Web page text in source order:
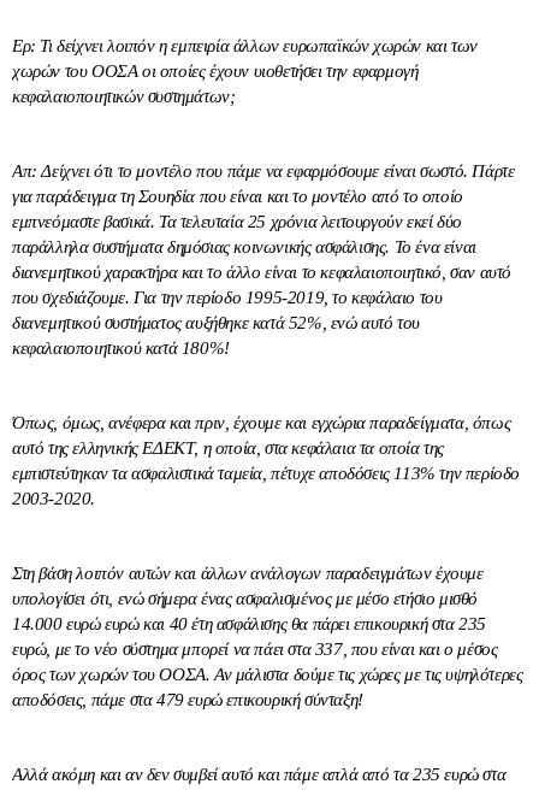
Ερ: Τι δείχνει λοιπόν η εμπειρία άλλων ευρωπαϊκών χωρών και των
χωρών του ΟΟΣΑ οι οποίες έχουν υιοθετήσει την εφαρμογή
κεφαλαιοποιητικών συστημάτων;
Απ: Δείχνει ότι το μοντέλο που πάμε να εφαρμόσουμε είναι σωστό. Πάρτε
για παράδειγμα τη Σουηδία που είναι και το μοντέλο από το οποίο
εμπνεόμαστε βασικά. Τα τελευταία 25 χρόνια λειτουργούν εκεί δύο
παράλληλα συστήματα δημόσιας κοινωνικής ασφάλισης. Το ένα είναι
διανεμητικού χαρακτήρα και το άλλο είναι το κεφαλαιοποιητικό, σαν αυτό
που σχεδιάζουμε. Για την περίοδο 1995-2019, το κεφάλαιο του
διανεμητικού συστήματος αυξήθηκε κατά 52%, ενώ αυτό του
κεφαλαιοποιητικού κατά 180%!
Όπως, όμως, ανέφερα και πριν, έχουμε και εγχώρια παραδείγματα, όπως
αυτό της ελληνικής ΕΔΕΚΤ, η οποία, στα κεφάλαια τα οποία της
εμπιστεύτηκαν τα ασφαλιστικά ταμεία, πέτυχε αποδόσεις 113% την περίοδο
2003-2020.
Στη βάση λοιπόν αυτών και άλλων ανάλογων παραδειγμάτων έχουμε
υπολογίσει ότι, ενώ σήμερα ένας ασφαλισμένος με μέσο ετήσιο μισθό
14.000 ευρώ ευρώ και 40 έτη ασφάλισης θα πάρει επικουρική στα 235
ευρώ, με το νέο σύστημα μπορεί να πάει στα 337, που είναι και ο μέσος
όρος των χωρών του ΟΟΣΑ. Αν μάλιστα δούμε τις χώρες με τις υψηλότερες
αποδόσεις, πάμε στα 479 ευρώ επικουρική σύνταξη!
Αλλά ακόμη και αν δεν συμβεί αυτό και πάμε απλά από τα 235 ευρώ στα